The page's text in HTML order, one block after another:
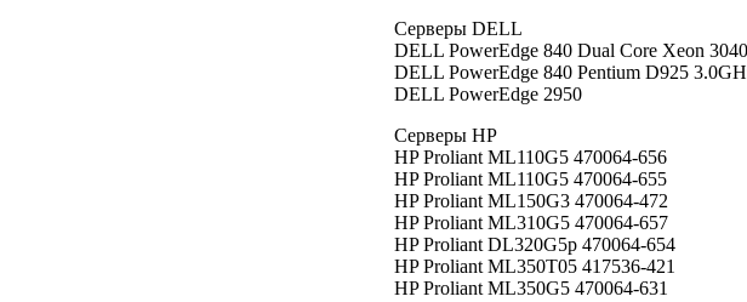
Серверы DELL
DELL PowerEdge 840 Dual Core Xeon
DELL PowerEdge 840 Pentium D925
DELL PowerEdge 2950
Серверы HP
HP Proliant ML110G5 470064-656
HP Proliant ML110G5 470064-655
HP Proliant ML150G3 470064-472
HP Proliant ML310G5 470064-657
HP Proliant DL320G5p 470064-654
HP Proliant ML350T05 417536-421
HP Proliant ML350G5 470064-631